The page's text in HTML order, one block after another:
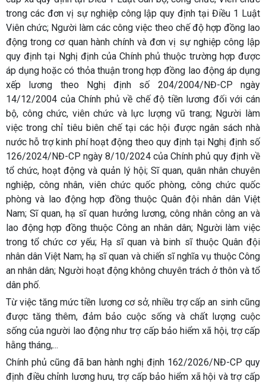
trong các đơn vị sự nghiệp công lập quy định tại Điều 1 Luật
Viên chức; Người làm các công việc theo chế độ hợp đồng lao
động trong cơ quan hành chính và đơn vị sự nghiệp công lập
quy định tại Nghị định của Chính phủ thuộc trường hợp được
áp dụng hoặc có thỏa thuận trong hợp đồng lao động áp dụng
xếp lương theo Nghị định số 204/2004/NĐ-CP ngày
14/12/2004 của Chính phủ về chế độ tiền lương đối với cán
bộ, công chức, viên chức và lực lượng vũ trang; Người làm
việc trong chỉ tiêu biên chế tại các hội được ngân sách nhà
nước hỗ trợ kinh phí hoạt động theo quy định tại Nghị định số
126/2024/NĐ-CP ngày 8/10/2024 của Chính phủ quy định về
tổ chức, hoạt động và quản lý hội; Sĩ quan, quân nhân chuyên
nghiệp, công nhân, viên chức quốc phòng, công chức quốc
phòng và lao động hợp đồng thuộc Quân đội nhân dân Việt
Nam; Sĩ quan, hạ sĩ quan hưởng lương, công nhân công an và
lao động hợp đồng thuộc Công an nhân dân; Người làm việc
trong tổ chức cơ yếu; Hạ sĩ quan và binh sĩ thuộc Quân đội
nhân dân Việt Nam; hạ sĩ quan và chiến sĩ nghĩa vụ thuộc Công
an nhân dân; Người hoạt động không chuyên trách ở thôn và tổ
dân phố.
Từ việc tăng mức tiền lương cơ sở, nhiều trợ cấp an sinh cũng
được tăng thêm, đảm bảo cuộc sống và chất lượng cuộc
sống của người lao động như trợ cấp bảo hiểm xã hội, trợ cấp
hằng tháng,...
Chính phủ cũng đã ban hành nghị định 162/2026/NĐ-CP quy
định điều chỉnh lương hưu, trợ cấp bảo hiểm xã hội và trợ cấp